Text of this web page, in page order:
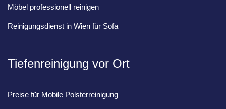
Möbel professionell reinigen
Reinigungsdienst in Wien für Sofa
Tiefenreinigung vor Ort
Preise für Mobile Polsterreinigung